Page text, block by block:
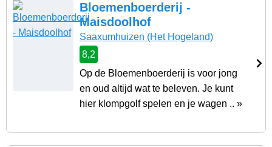
Bloemenboerderij -
Maisdoolhof
Saaxumhuizen (Het Hogeland)
8,2
Op de Bloemenboerderij is voor jong
en oud altijd wat te beleven. Je kunt
hier klompgolf spelen en je wagen .. »